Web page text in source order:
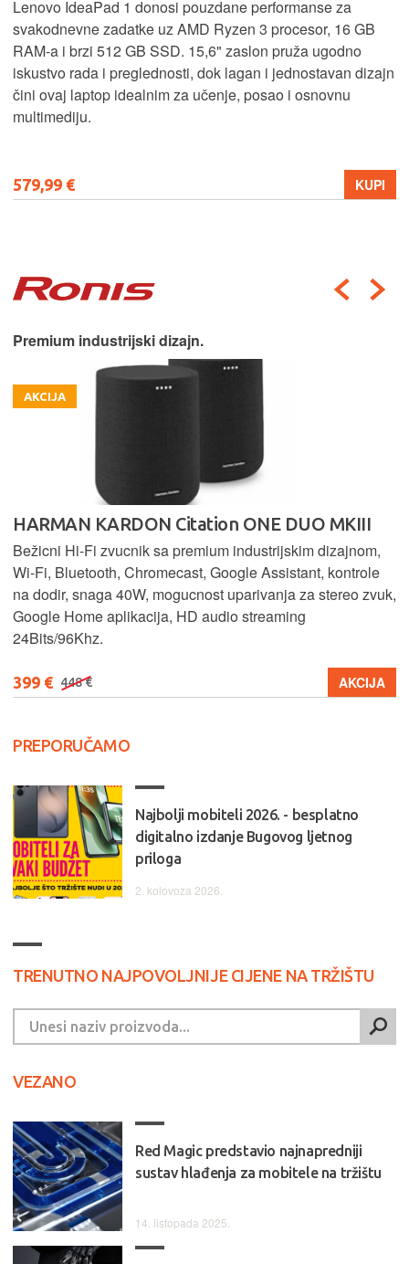
Lenovo IdeaPad 1 donosi pouzdane performanse za
svakodnevne zadatke uz AMD Ryzen 3 procesor, 16 GB
RAM-a i brzi 512 GB SSD. 15,6" zaslon pruža ugodno
iskustvo rada i preglednosti, dok lagan i jednostavan dizajn
čini ovaj laptop idealnim za učenje, posao i osnovnu
multimediju.
579,99 € KUPI
Premium industrijski dizajn.
AKCIJA
HARMAN KARDON Citation ONE DUO MKIII
Bežicni Hi-Fi zvucnik sa premium industrijskim dizajnom,
Wi-Fi, Bluetooth, Chromecast, Google Assistant, kontrole
na dodir, snaga 40W, mogucnost uparivanja za stereo zvuk,
Google Home aplikacija, HD audio streaming
24Bits/96Khz.
399 € 448 € AKCIJA
PREPORUČAMO
Najbolji mobiteli 2026. - besplatno
digitalno izdanje Bugovog ljetnog
priloga
2. kolovoza 2026.
TRENUTNO NAJPOVOLJNIJE CIJENE NA TRŽIŠTU
VEZANO
Red Magic predstavio najnapredniji
sustav hlađenja za mobitele na tržištu
14. listopada 2025.